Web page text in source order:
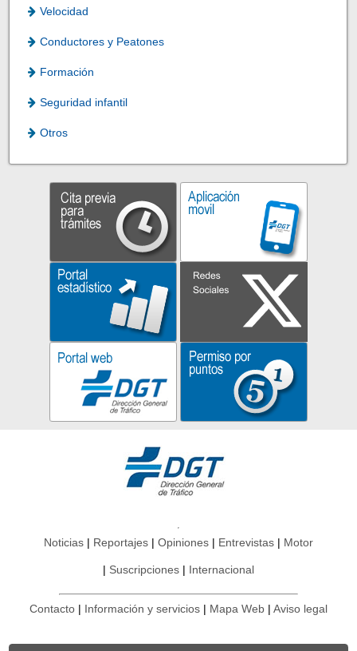
Velocidad
Conductores y Peatones
Formación
Seguridad infantil
Otros
Noticias Reportajes Opiniones Entrevistas Motor
Suscripciones Internacional
Contacto Información y servicios Mapa Web Aviso legal